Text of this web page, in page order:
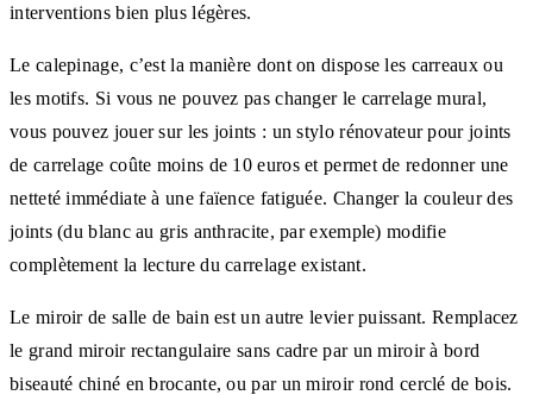
interventions bien plus légères.
Le calepinage, c’est la manière dont on dispose les carreaux ou
les motifs. Si vous ne pouvez pas changer le carrelage mural,
vous pouvez jouer sur les joints : un stylo rénovateur pour joints
de carrelage coûte moins de 10 euros et permet de redonner une
netteté immédiate à une faïence fatiguée. Changer la couleur des
joints (du blanc au gris anthracite, par exemple) modifie
complètement la lecture du carrelage existant.
Le miroir de salle de bain est un autre levier puissant. Remplacez
le grand miroir rectangulaire sans cadre par un miroir à bord
biseauté chiné en brocante, ou par un miroir rond cerclé de bois.